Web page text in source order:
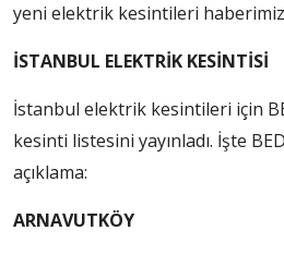
yeni elektrik kesintileri
İSTANBUL ELEKTRİK KESİNTİSİ
İstanbul elektrik kesintileri için
kesinti listesini yayınladı. İşte
açıklama:
ARNAVUTKÖY